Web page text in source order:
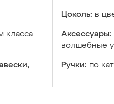
Цоколь: в
класса
Аксессуары:
волшебные
Ручки: по